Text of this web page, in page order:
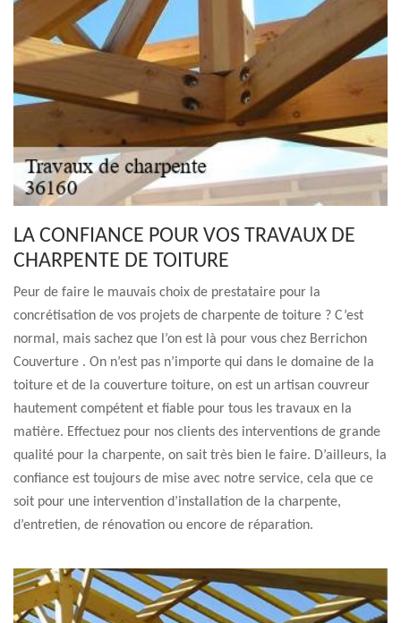
LA CONFIANCE POUR VOS TRAVAUX DE
CHARPENTE DE TOITURE
Peur de faire le mauvais choix de prestataire pour la
concrétisation de vos projets de charpente de toiture ? C’est
normal, mais sachez que l’on est là pour vous chez Berrichon
Couverture . On n’est pas n’importe qui dans le domaine de la
toiture et de la couverture toiture, on est un artisan couvreur
hautement compétent et fiable pour tous les travaux en la
matière. Effectuez pour nos clients des interventions de grande
qualité pour la charpente, on sait très bien le faire. D’ailleurs, la
confiance est toujours de mise avec notre service, cela que ce
soit pour une intervention d’installation de la charpente,
d’entretien, de rénovation ou encore de réparation.